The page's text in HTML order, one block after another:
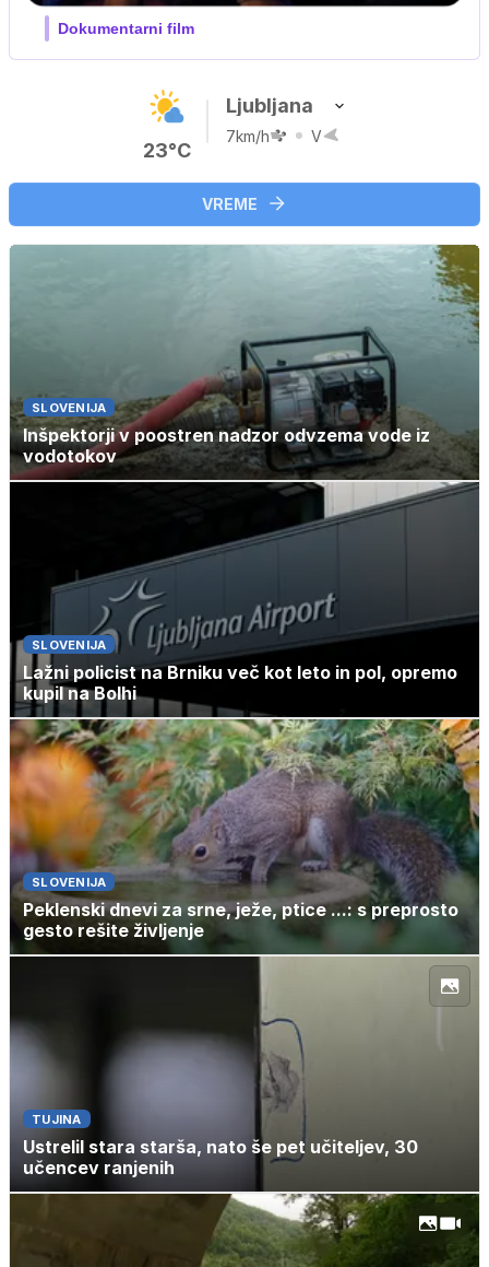
Film meseca / družinski, pustolovski
23°C
Ljubljana
7km/h V
VREME
SLOVENIJA
Inšpektorji v poostren nadzor odvzema vode iz
vodotokov
SLOVENIJA
Lažni policist na Brniku več kot leto in pol, opremo
kupil na Bolhi
SLOVENIJA
Peklenski dnevi za srne, ježe, ptice ...: s preprosto
gesto rešite življenje
TUJINA
Ustrelil stara starša, nato še pet učiteljev, 30
učencev ranjenih